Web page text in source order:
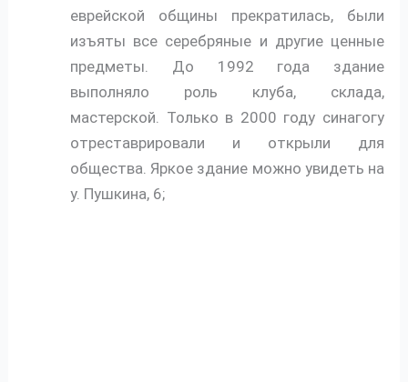
еврейской общины прекратилась, были
изъяты все серебряные и другие ценные
предметы. До 1992 года здание
выполняло роль клуба, склада,
мастерской. Только в 2000 году синагогу
отреставрировали и открыли для
общества. Яркое здание можно увидеть на
у. Пушкина, 6;